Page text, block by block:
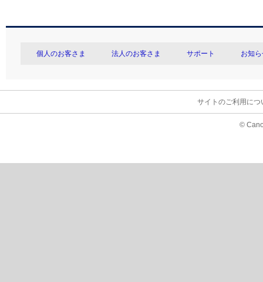
個人のお客さま 法人のお客さま サポート お知
サイトのご利用につ
©